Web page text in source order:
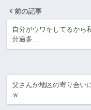
前の記事
自分がウワキしてるか
分過多…
父さんが地区の寄り合い
ｗ